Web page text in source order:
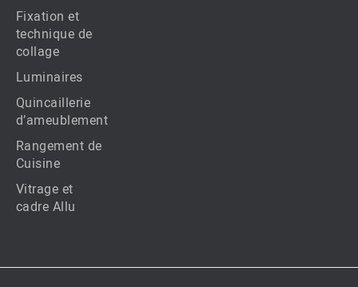
Fixation et
technique de
collage
Luminaires
Quincaillerie
d’ameublement
Rangement de
Cuisine
Vitrage et
cadre Allu